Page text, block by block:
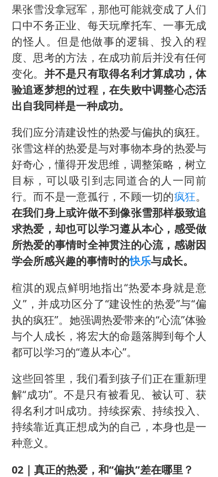
果张雪没拿冠军，那他可能就变成了人们
口中不务正业、每天玩摩托车、一事无成
的怪人。但是他做事的逻辑、投入的程
度、思考的方法，在成功前后并没有任何
变化。 并不是只有取得名利才算成功，体
验追逐梦想的过程，在失败中调整心态活
出自我同样是一种成功。
我们应分清建设性的热爱与偏执的疯狂。
张雪这样的热爱是与对事物本身的热爱与
好奇心，懂得开发思维，调整策略，树立
目标，可以吸引到志同道合的人一同前
行。而不是一意孤行，不顾一切的疯狂。
在我们身上或许做不到像张雪那样极致追
求热爱，却也可以学习遵从本心，感受做
所热爱的事情时全神贯注的心流，感谢因
学会所感兴趣的事情时的快乐与成长。
楦淇的观点鲜明地指出“热爱本身就是意
义”，并成功区分了“建设性的热爱”与“偏
执的疯狂”。她强调热爱带来的“心流”体验
与个人成长，将宏大的命题落脚到每个人
都可以学习的“遵从本心”。
这些回答里，我们看到孩子们正在重新理
解“成功”。不是只有被看见、被认可、获
得名利才叫成功。持续探索、持续投入、
持续靠近真正想成为的自己，本身也是一
种意义。
02｜真正的热爱，和“偏执”差在哪里？